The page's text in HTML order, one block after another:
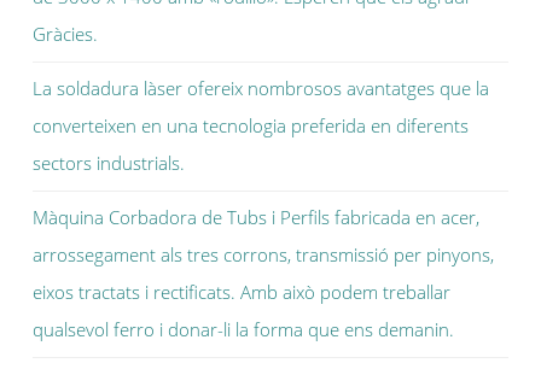
Gràcies.
La soldadura làser ofereix nombrosos avantatges que la
converteixen en una tecnologia preferida en diferents
sectors industrials.
Màquina Corbadora de Tubs i Perfils fabricada en acer,
arrossegament als tres corrons, transmissió per pinyons,
eixos tractats i rectificats. Amb això podem treballar
qualsevol ferro i donar-li la forma que ens demanin.